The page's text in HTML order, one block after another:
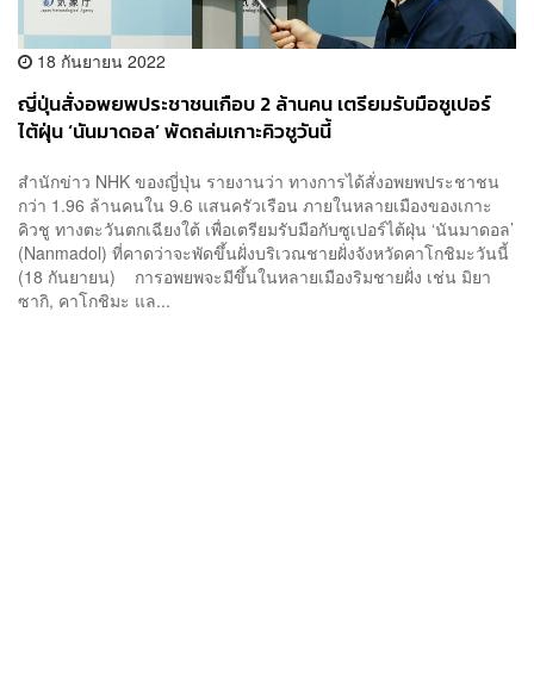
18 กันยายน 2022
ญี่ปุ่นสั่งอพยพประชาชนเกือบ 2 ล้านคน เตรียมรับมือซูเปอร์
ไต้ฝุ่น ‘นันมาดอล’ พัดถล่มเกาะคิวชูวันนี้
สำนักข่าว NHK ของญี่ปุ่น รายงานว่า ทางการได้สั่งอพยพประชาชน
กว่า 1.96 ล้านคนใน 9.6 แสนครัวเรือน ภายในหลายเมืองของเกาะ
คิวชู ทางตะวันตกเฉียงใต้ เพื่อเตรียมรับมือกับซูเปอร์ไต้ฝุ่น ‘นันมาดอล’
(Nanmadol) ที่คาดว่าจะพัดขึ้นฝั่งบริเวณชายฝั่งจังหวัดคาโกชิมะวันนี้
(18 กันยายน) การอพยพจะมีขึ้นในหลายเมืองริมชายฝั่ง เช่น มิยา
ซากิ, คาโกชิมะ แล...